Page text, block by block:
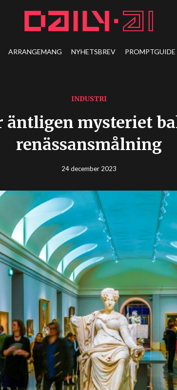
ARRANGEMANG NYHETSBREV PROMPTGUIDE
INDUSTRI
äntligen mysteriet
renässansmålning
24 december 2023